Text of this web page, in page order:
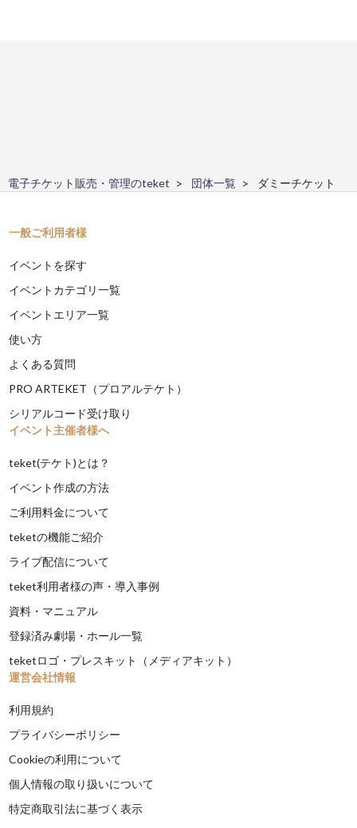
電子チケット販売・管理のteket 団体一覧 ダミーチケット
一般ご利用者様
イベントを探す
イベントカテゴリ一覧
イベントエリア一覧
使い方
よくある質問
PRO ARTEKET（プロアルテケト）
シリアルコード受け取り
イベント主催者様へ
teket(テケト)とは？
イベント作成の方法
ご利用料金について
teketの機能ご紹介
ライブ配信について
teket利用者様の声・導入事例
資料・マニュアル
登録済み劇場・ホール一覧
teketロゴ・プレスキット（メディアキット）
運営会社情報
利用規約
プライバシーポリシー
Cookieの利用について
個人情報の取り扱いについて
特定商取引法に基づく表示